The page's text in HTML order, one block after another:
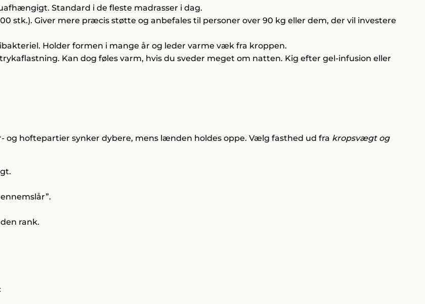
Standard i de fleste madrasser i dag.
stk.). Giver mere præcis støtte og anbefales til personer over 90 kg eller dem, der vil investere
Holder formen i mange år og leder varme væk fra kroppen.
Kan dog føles varm, hvis du sveder meget om natten. Kig efter gel-infusion eller
og hoftepartier synker dybere, mens lænden holdes oppe. Vælg fasthed ud fra kropsvægt og
rank.